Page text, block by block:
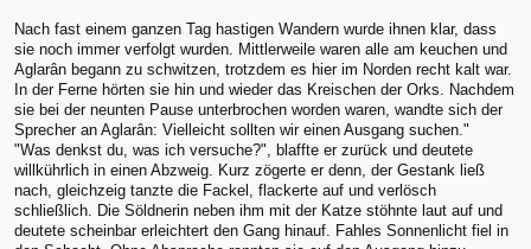
Nach fast einem ganzen Tag hastigen Wandern wurde ihnen klar, dass
sie noch immer verfolgt wurden. Mittlerweile waren alle am keuchen und
Aglarân begann zu schwitzen, trotzdem es hier im Norden recht kalt war.
In der Ferne hörten sie hin und wieder das Kreischen der Orks. Nachdem
sie bei der neunten Pause unterbrochen worden waren, wandte sich der
Sprecher an Aglarân: Vielleicht sollten wir einen Ausgang suchen."
"Was denkst du, was ich versuche?", blaffte er zurück und deutete
willkührlich in einen Abzweig. Kurz zögerte er denn, der Gestank ließ
nach, gleichzeig tanzte die Fackel, flackerte auf und verlösch
schließlich. Die Söldnerin neben ihm mit der Katze stöhnte laut auf und
deutete scheinbar erleichtert den Gang hinauf. Fahles Sonnenlicht fiel in